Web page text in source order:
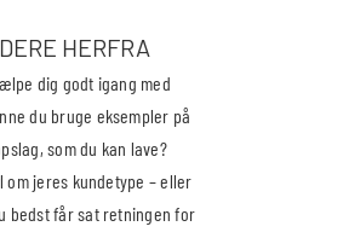
HERFRA
dig godt igang med
du bruge eksempler på
som du kan lave?
om jeres kundetype – eller
bedst får sat retningen for